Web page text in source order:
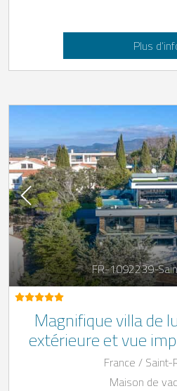
Plus
FR-1092239-
Magnifique villa de
extérieure et vue
Fréjus, au Sud
France / Saint-
Maison de